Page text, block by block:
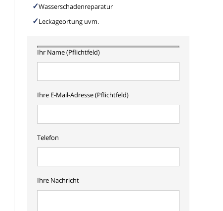
Wasserschadenreparatur
Leckageortung uvm.
Ihr Name (Pflichtfeld)
Ihre E-Mail-Adresse (Pflichtfeld)
Telefon
Ihre Nachricht